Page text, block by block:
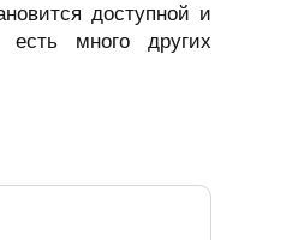
доступной и
есть много других